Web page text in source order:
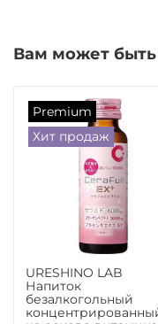
Вам может
Premium
Хит продаж
URESHINO LAB
Напиток
безалкогольный